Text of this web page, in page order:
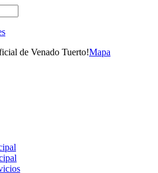
de Venado Tuerto!Mapa